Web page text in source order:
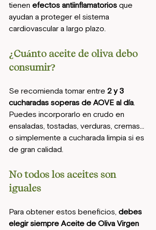
tienen efectos antiinflamatorios que
ayudan a proteger el sistema
cardiovascular a largo plazo.
¿Cuánto aceite de oliva debo
consumir?
Se recomienda tomar entre 2 y 3
cucharadas soperas de AOVE al día.
Puedes incorporarlo en crudo en
ensaladas, tostadas, verduras, cremas…
o simplemente a cucharada limpia si es
de gran calidad.
No todos los aceites son
iguales
Para obtener estos beneficios, debes
elegir siempre Aceite de Oliva Virgen